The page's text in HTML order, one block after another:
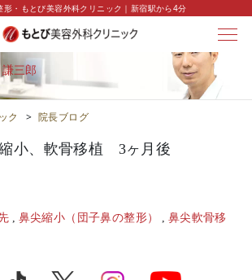
形・もとび美容外科クリニック｜新宿駅から4分
三郎
ク > 院長ブログ
小、軟骨移植 3ヶ月後
鼻尖縮小（団子鼻の整形）
鼻尖軟骨移